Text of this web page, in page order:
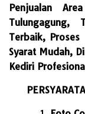
Penjualan
Tulungagung,
Terbaik, Proses
Syarat Mudah,
Kediri